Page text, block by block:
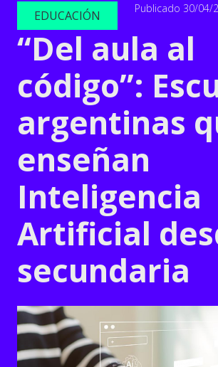
EDUCACIÓN Publicado 30/04/
“Del aula al
código”:
argentinas
enseñan
Inteligencia
Artificial
secundaria